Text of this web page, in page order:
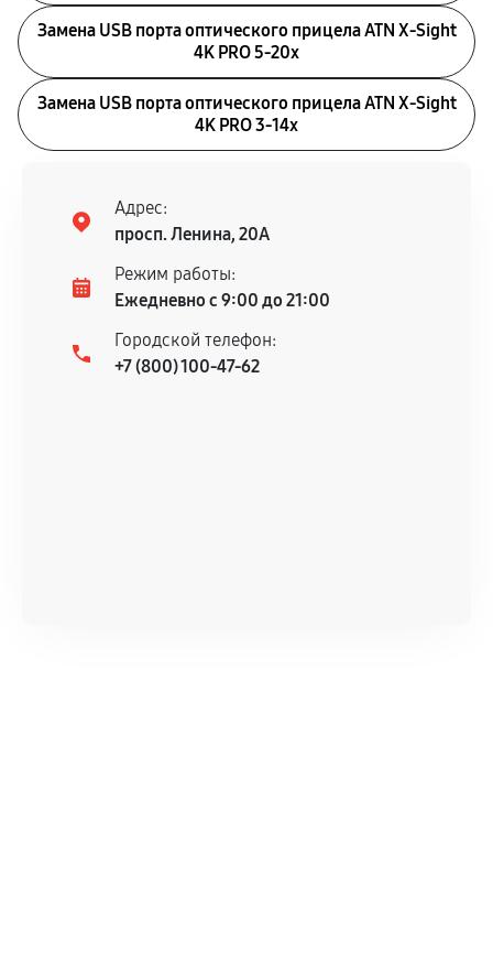
Замена USB порта оптического прицела ATN X-Sight
4K PRO 5-20x
Замена USB порта оптического прицела ATN X-Sight
4K PRO 3-14x
Адрес:
просп. Ленина, 20А
Режим работы:
Ежедневно с 9:00 до 21:00
Городской телефон:
+7 (800) 100-47-62